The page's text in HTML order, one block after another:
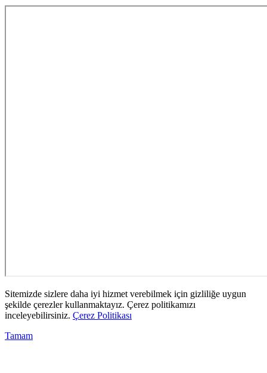
Sitemizde sizlere daha iyi hizmet verebilmek için gizliliğe uygun
şekilde çerezler kullanmaktayız. Çerez politikamızı
inceleyebilirsiniz. Çerez Politikası
Tamam